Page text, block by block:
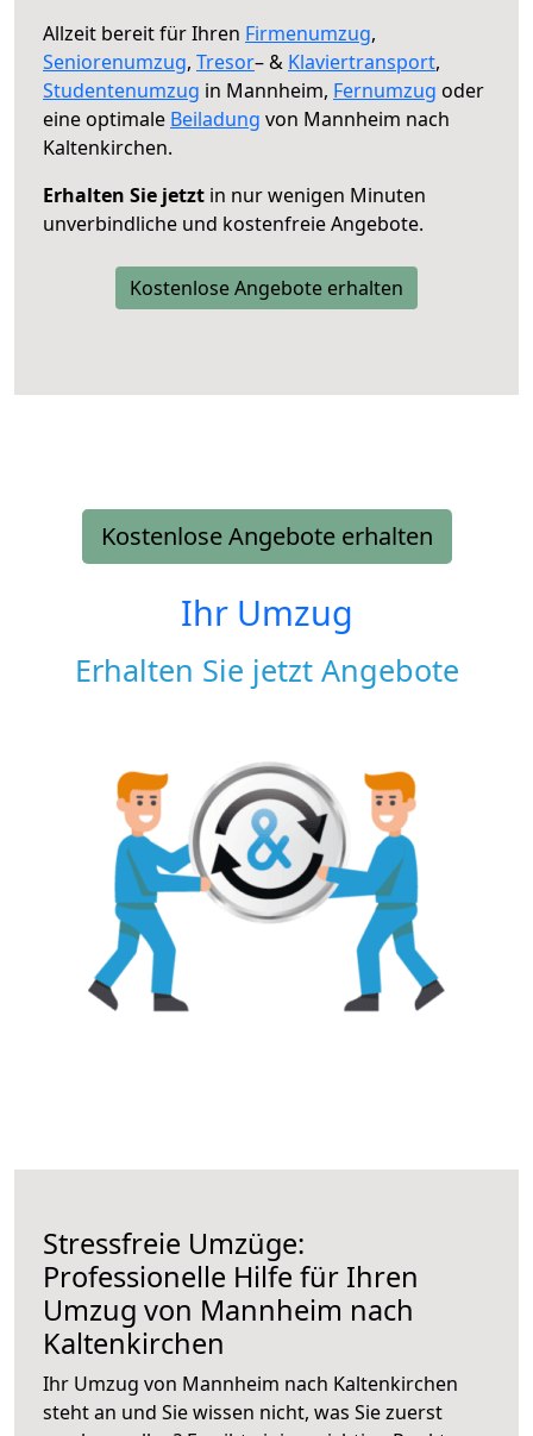
Allzeit bereit für Ihren Firmenumzug,
Seniorenumzug, Tresor– & Klaviertransport,
Studentenumzug in Mannheim, Fernumzug oder
eine optimale Beiladung von Mannheim nach
Kaltenkirchen.
Erhalten Sie jetzt in nur wenigen Minuten
unverbindliche und kostenfreie Angebote.
Kostenlose Angebote erhalten
Kostenlose Angebote erhalten
Ihr Umzug
Erhalten Sie jetzt Angebote
Stressfreie Umzüge:
Professionelle Hilfe für Ihren
Umzug von Mannheim nach
Kaltenkirchen
Ihr Umzug von Mannheim nach Kaltenkirchen
steht an und Sie wissen nicht, was Sie zuerst